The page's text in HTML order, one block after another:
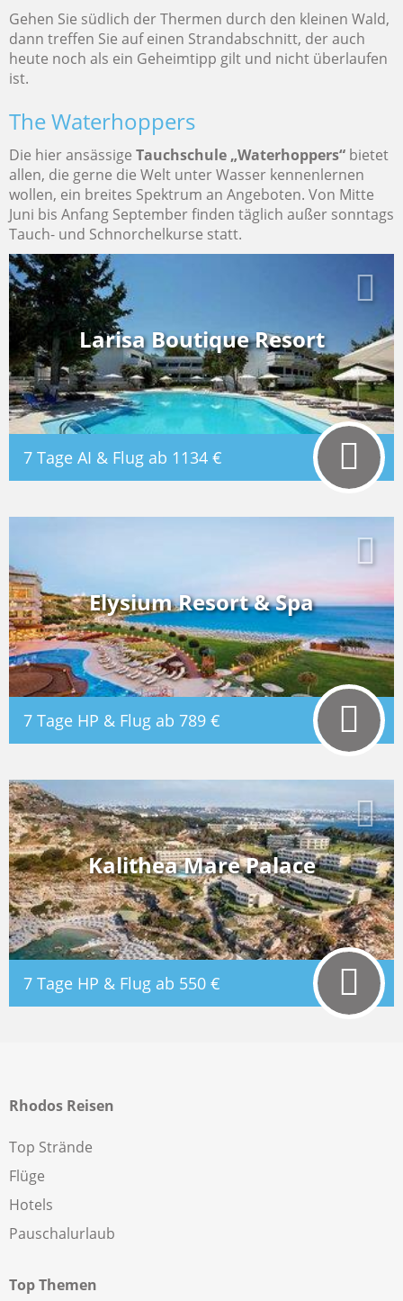
Gehen Sie südlich der Thermen durch den kleinen Wald,
dann treffen Sie auf einen Strandabschnitt, der auch
heute noch als ein Geheimtipp gilt und nicht überlaufen
ist.
The Waterhoppers
Die hier ansässige Tauchschule „Waterhoppers“ bietet
allen, die gerne die Welt unter Wasser kennenlernen
wollen, ein breites Spektrum an Angeboten. Von Mitte
Juni bis Anfang September finden täglich außer sonntags
Tauch- und Schnorchelkurse statt.
Larisa Boutique Resort
7 Tage AI & Flug ab 1134 €
LARISA BOUTIQUE RESORT
Rhodos, Griechenland
100%
5,8
/6
Elysium Resort & Spa
7 Tage HP & Flug ab 789 €
ELYSIUM RESORT & SPA
Rhodos, Griechenland
93%
5,5
/6
Kalithea Mare Palace
7 Tage HP & Flug ab 550 €
KALITHEA MARE PALACE
Rhodos, Griechenland
91%
5,4
/6
Rhodos Reisen
Top Strände
Flüge
Hotels
Pauschalurlaub
Top Themen